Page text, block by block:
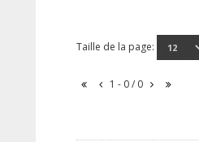
Taille de la page:
1 - 0 / 0